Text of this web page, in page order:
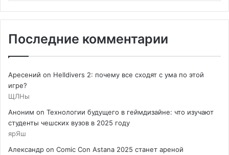
Последние комментарии
Аресений on Helldivers 2: почему все сходят с ума по этой
игре?
ЩЛНы
Аноним on Технологии будущего в геймдизайне: что изучают
студенты чешских вузов в 2025 году
ярЯш
Александр on Comic Con Astana 2025 станет ареной